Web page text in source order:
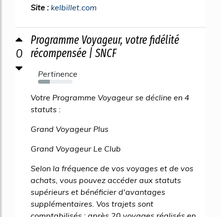
Site : kelbillet.com
0
Programme Voyageur, votre fidélité
récompensée | SNCF
Pertinence
34%
Votre Programme Voyageur se décline en 4
statuts :
Grand Voyageur Plus
Grand Voyageur Le Club
Selon la fréquence de vos voyages et de vos
achats, vous pouvez accéder aux statuts
supérieurs et bénéficier d'avantages
supplémentaires. Vos trajets sont